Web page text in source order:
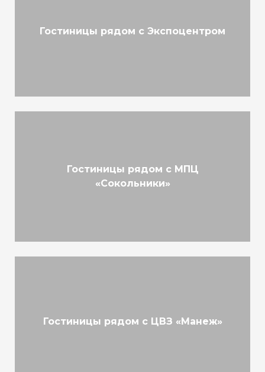
Гостиницы рядом с Экспоцентром
Гостиницы рядом с МПЦ
«Сокольники»
Гостиницы рядом с ЦВЗ «Манеж»